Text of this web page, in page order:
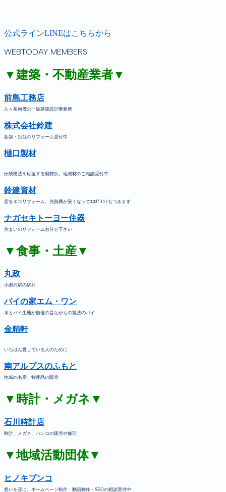
公式ラインLINEはこちらから
WEBTODAY MEMBERS
▼建築・不動産業者▼
前島工務店
八ヶ岳南麓の一級建築設計事務所
株式会社鈴建
新築・別荘のリフォーム受付中
樋口製材
伝統構法を応援する製材所。地域材のご相談受付中
鈴建資材
窓をエコリフォーム。光熱費が安くなってｴｺﾎﾟｲﾝﾄもつきます
ナガセキトーヨー住器
住まいのリフォームお任せ下さい
▼食事・土産▼
丸政
小淵沢駅の駅弁
パイの家エム・ワン
水とパイ生地が自慢の昔ながらの製法のパイ
金精軒
いちばん愛している人のために
南アルプスのふもと
地域の名産、特産品の販売
▼時計・メガネ▼
石川時計店
時計、メガネ、ハンコの販売や修理
▼地域活動団体▼
ヒノキブンコ
想いを形に。ホームページ制作・動画制作・SEOの相談受付中